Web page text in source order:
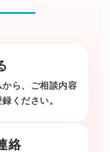
ら、ご相談内容
ください。
絡